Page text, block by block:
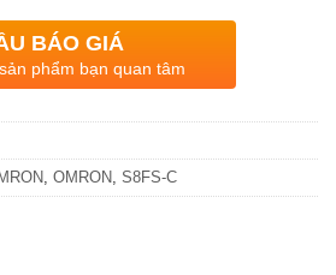
BÁO GIÁ
phẩm bạn quan tâm
, OMRON, S8FS-C